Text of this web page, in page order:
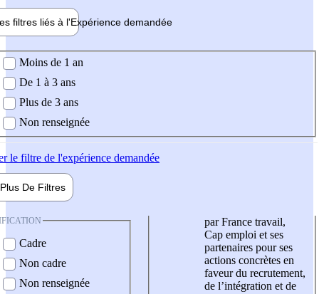
filtres liés à l'Expérience demandée
demandée
Moins de 1 an
De 1 à 3 ans
Plus de 3 ans
Non renseignée
le filtre de l'expérience demandée
Plus De Filtres
Cadre
Non cadre
Non renseignée
par France travail,
Cap emploi et ses
partenaires pour ses
actions concrètes en
faveur du recrutement,
de l’intégration et de